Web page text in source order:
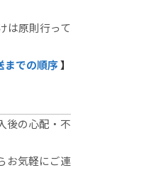
は原則行って
までの順序】
後の心配・不
お気軽にご連